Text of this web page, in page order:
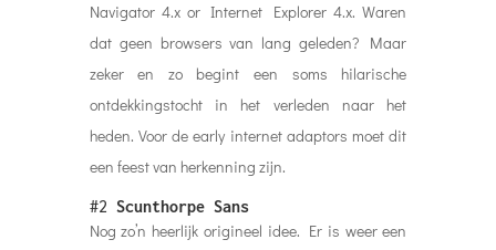
Navigator 4.x or Internet Explorer 4.x. Waren
dat geen browsers van lang geleden? Maar
zeker en zo begint een soms hilarische
ontdekkingstocht in het verleden naar het
heden. Voor de early internet adaptors moet dit
een feest van herkenning zijn.
#2 Scunthorpe Sans
Nog zo’n heerlijk origineel idee. Er is weer een